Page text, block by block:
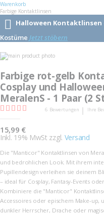
Warenkorb
Farbige Kontaktlinsen
Halloween Kontaktlinsen
Kostüme Jetzt stöbern
Skip
to
end
of
the
images
gallery
the
beginning
of
the
images
gallery
Farbige rot-gelb
Cosplay und
MeralenS - 1 Paar (2
Bewertung: 6 Bewertungen Ihre
15,99 €
Inkl. 19% MwSt zzgl. Versand
Die "Manticor" Kontaktlinsen von
und bedrohlichen Look. Mit ihrem
Pupillendesign verleihen sie deinem
– ideal für Cosplay, Fantasy-Events
Kombiniere die "Manticor"
Accessoires oder epischem Make-
dunkler Herrscher, Drache oder